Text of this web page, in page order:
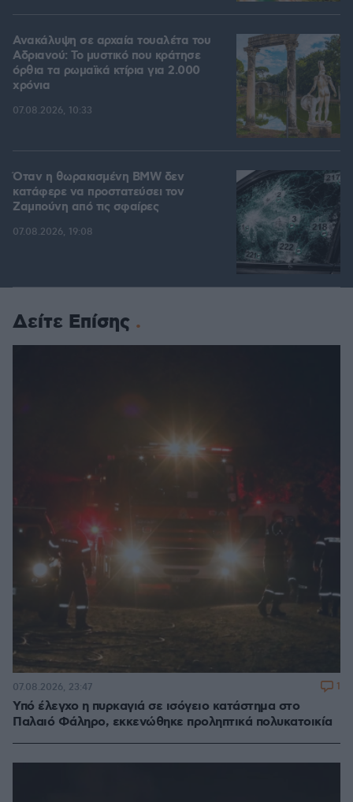
Ανακάλυψη σε αρχαία τουαλέτα του
Αδριανού: Το μυστικό που κράτησε
όρθια τα ρωμαϊκά κτίρια για 2.000
χρόνια
07.08.2026, 10:33
Όταν η θωρακισμένη BMW δεν
κατάφερε να προστατεύσει τον
Ζαμπούνη από τις σφαίρες
07.08.2026, 19:08
Δείτε Επίσης
Υπό έλεγχο η πυρκαγιά σε ισόγειο κατάστημα στο
Παλαιό Φάληρο, εκκενώθηκε προληπτικά πολυκατοικία
07.08.2026, 23:47 1